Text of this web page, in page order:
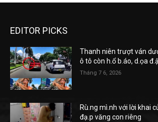
EDITOR PICKS
Thanh niên trượt ván
ô tô còn h.ổ b.áo, d.ọa
Tháng 7 6, 2026
Rù.ng mì.nh với lời khai
đạ.p văng con riêng